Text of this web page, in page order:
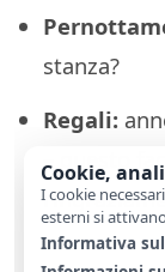
stanza?
Regali:
– questo
Cookie,
I cookie
esterni si
Informativa